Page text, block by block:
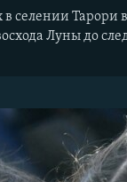
селении
Луны до